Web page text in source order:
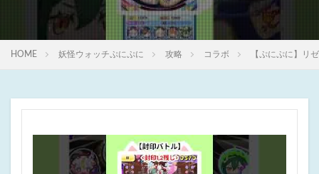
HOME 妖怪ウォッチぷにぷに 攻略 コラボ 【ぷにぷに】リ